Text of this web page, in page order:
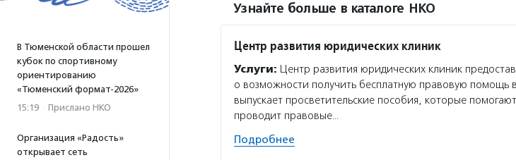
В Тюменской области прошел
кубок по спортивному
ориентированию
«Тюменский формат-2026»
15:19 · Прислано НКО
Организация «Радость»
открывает сеть
Узнайте больше в каталоге НКО
Центр развития юридических клиник
Услуги: Центр развития юридических клиник
о возможности получить бесплатную правовую помощь
выпускает просветительские пособия, которые
проводит правовые…
Подробнее